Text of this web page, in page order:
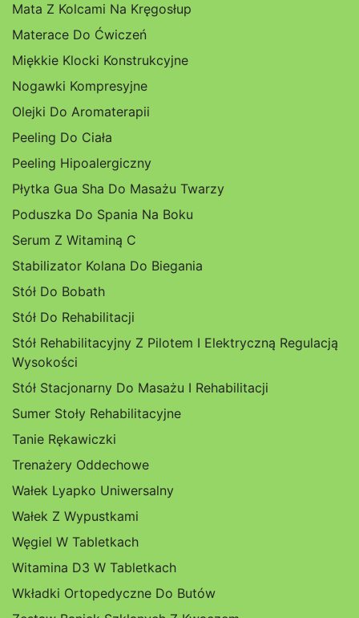
Mata Z Kolcami Na Kręgosłup
Materace Do Ćwiczeń
Miękkie Klocki Konstrukcyjne
Nogawki Kompresyjne
Olejki Do Aromaterapii
Peeling Do Ciała
Peeling Hipoalergiczny
Płytka Gua Sha Do Masażu Twarzy
Poduszka Do Spania Na Boku
Serum Z Witaminą C
Stabilizator Kolana Do Biegania
Stół Do Bobath
Stół Do Rehabilitacji
Stół Rehabilitacyjny Z Pilotem I Elektryczną Regulacją
Wysokości
Stół Stacjonarny Do Masażu I Rehabilitacji
Sumer Stoły Rehabilitacyjne
Tanie Rękawiczki
Trenażery Oddechowe
Wałek Lyapko Uniwersalny
Wałek Z Wypustkami
Węgiel W Tabletkach
Witamina D3 W Tabletkach
Wkładki Ortopedyczne Do Butów